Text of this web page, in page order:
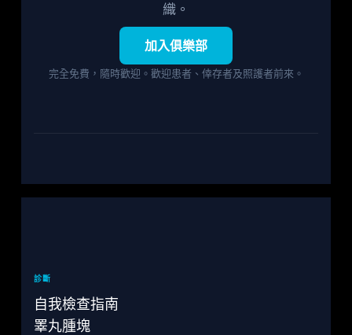
織。
加入俱樂部
完全免費，隨時歡迎。歡迎患者、倖存者及照護者前來。
診斷
自我檢查指南
睪丸腫塊